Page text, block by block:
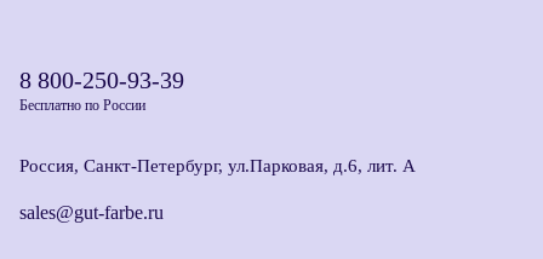
8 800-250-93-39
Бесплатно по России
Россия, Санкт-Петербург, ул.Парковая, д.6, лит. А
sales@gut-farbe.ru